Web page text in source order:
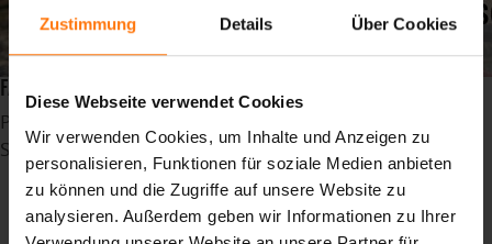
Zustimmung Details Über Cookies
Diese Webseite verwendet Cookies
Wir verwenden Cookies, um Inhalte und Anzeigen zu
personalisieren, Funktionen für soziale Medien anbieten
zu können und die Zugriffe auf unsere Website zu
analysieren. Außerdem geben wir Informationen zu Ihrer
FARBTRENDS HERREN
Publiziert in
Schlagwörter
madebpros
oberammergau
canyouridetheline